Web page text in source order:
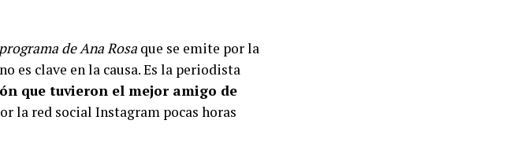
de Ana Rosa que se emite por la
es clave en la causa. Es la periodista
que tuvieron el mejor amigo de
la red social Instagram pocas horas